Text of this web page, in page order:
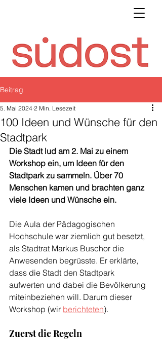
Beitrag
100 Ideen und Wünsche für den
Stadtpark
5. Mai 2024 2 Min. Lesezeit
Die Stadt lud am 2. Mai zu einem
Workshop ein, um Ideen für den
Stadtpark zu sammeln. Über 70
Menschen kamen und brachten ganz
viele Ideen und Wünsche ein.
Die Aula der Pädagogischen
Hochschule war ziemlich gut besetzt,
als Stadtrat Markus Buschor die
Anwesenden begrüsste. Er erklärte,
dass die Stadt den Stadtpark
aufwerten und dabei die Bevölkerung
miteinbeziehen will. Darum dieser
Workshop (wir berichteten).
Zuerst die Regeln